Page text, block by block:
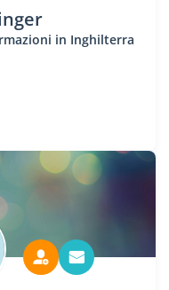
in Inghilterra